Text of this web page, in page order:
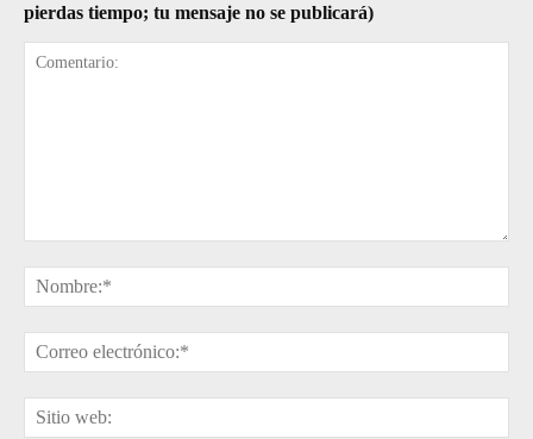
pierdas tiempo; tu mensaje no se publicará)